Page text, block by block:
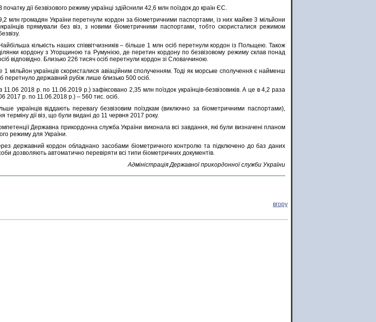
початку дії безвізового режиму українці здійснили 42,6 млн поїздок до країн ЄС.
млн громадян України перетнули кордон за біометричними паспортами, із них майже 3 мільйони
прямували без віз, з новими біометричними паспортами, тобто скористалися режимом
Найбільша кількість наших співвітчизників – більше 1 млн осіб перетнули кордон із Польщею. Також
кордону з Угорщиною та Румунією, де перетин кордону по безвізовому режиму склав понад
відповідно. Близько 226 тисяч осіб перетнули кордон зі Словаччиною.
мільйон українців скористалися авіаційним сполученням. Тоді як морське сполучення є найменш
перетнуло державний рубіж лише близько 500 осіб.
11.06 2018 р. по 11.06.2019 р.) зафіксовано 2,35 млн поїздок українців-безвізовиків. А це в 4,2 раза
2017 р. по 11.06.2018 р.) – 560 тис. осіб.
українців віддають перевагу безвізовим поїздкам (виключно за біометричними паспортами),
терміну дії віз, що були видані до 11 червня 2017 року.
Державна прикордонна служба України виконала всі завдання, які були визначені планом
режиму для України.
державний кордон обладнано засобами біометричного контролю та підключено до баз даних
дозволяють автоматично перевіряти всі типи біометричних документів.
Адміністрація Державної прикордонної служби України
вгору